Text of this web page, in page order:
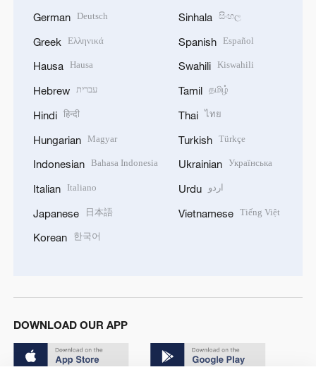
German Deutsch
Greek Ελληνικά
Hausa Hausa
Hebrew עברית
Hindi हिन्दी
Hungarian Magyar
Indonesian Bahasa Indonesia
Italian Italiano
Japanese 日本語
Korean 한국어
Sinhala සිංහල
Spanish Español
Swahili Kiswahili
Tamil தமிழ்
Thai ไทย
Turkish Türkçe
Ukrainian Українська
Urdu اردو
Vietnamese Tiếng Việt
DOWNLOAD OUR APP